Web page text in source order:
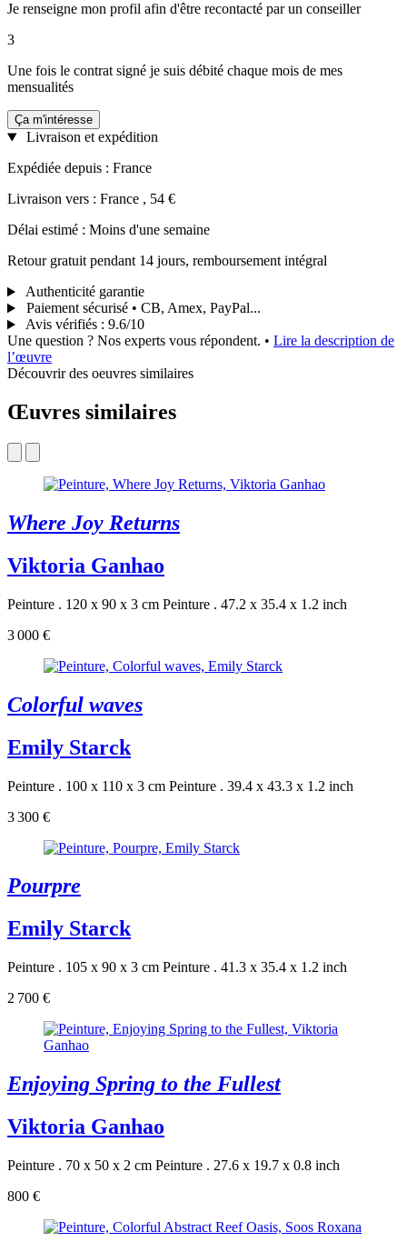
Je renseigne mon profil afin d'être recontacté par un conseiller
3
Une fois le contrat signé je suis débité chaque mois de mes
mensualités
Ça m'intéresse
Livraison et expédition
Expédiée depuis : France
Livraison vers : France , 54 €
Délai estimé : Moins d'une semaine
Retour gratuit pendant 14 jours, remboursement intégral
Authenticité garantie
Paiement sécurisé • CB, Amex, PayPal...
Avis vérifiés : 9.6/10
Une question ? Nos experts vous répondent. • Lire la description de
l’œuvre
Découvrir des oeuvres similaires
Œuvres similaires
Where Joy Returns
Viktoria Ganhao
Peinture . 120 x 90 x 3 cm Peinture . 47.2 x 35.4 x 1.2 inch
3 000 €
Colorful waves
Emily Starck
Peinture . 100 x 110 x 3 cm Peinture . 39.4 x 43.3 x 1.2 inch
3 300 €
Pourpre
Emily Starck
Peinture . 105 x 90 x 3 cm Peinture . 41.3 x 35.4 x 1.2 inch
2 700 €
Enjoying Spring to the Fullest
Viktoria Ganhao
Peinture . 70 x 50 x 2 cm Peinture . 27.6 x 19.7 x 0.8 inch
800 €